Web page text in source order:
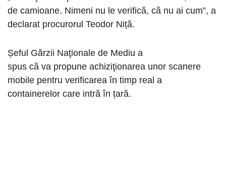
de camioane. Nimeni nu le verifică, că nu ai cum”, a
declarat procurorul Teodor Niță.
Șeful Gărzii Naţionale de Mediu a
spus că va propune achiziţionarea unor scanere
mobile pentru verificarea în timp real a
containerelor care intră în țară.